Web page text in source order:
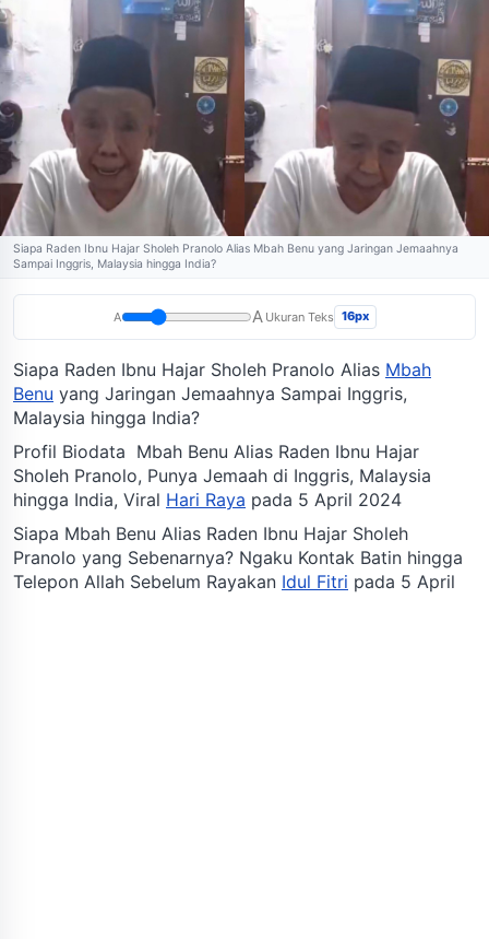
Siapa Raden Ibnu Hajar Sholeh Pranolo Alias Mbah Benu yang Jaringan Jemaahnya
Sampai Inggris, Malaysia hingga India?
A A Ukuran Teks 16px
Siapa Raden Ibnu Hajar Sholeh Pranolo Alias Mbah
Benu yang Jaringan Jemaahnya Sampai Inggris,
Malaysia hingga India?
Profil Biodata Mbah Benu Alias Raden Ibnu Hajar
Sholeh Pranolo, Punya Jemaah di Inggris, Malaysia
hingga India, Viral Hari Raya pada 5 April 2024
Siapa Mbah Benu Alias Raden Ibnu Hajar Sholeh
Pranolo yang Sebenarnya? Ngaku Kontak Batin hingga
Telepon Allah Sebelum Rayakan Idul Fitri pada 5 April